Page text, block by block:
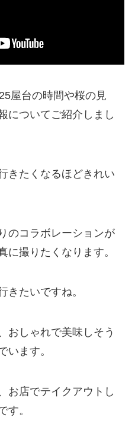
屋台の時間や桜の見
についてご紹介しまし
きたくなるほどきれい
のコラボレーションが
に撮りたくなります。
きたいですね。
おしゃれで美味しそう
います。
お店でテイクアウトし
す。